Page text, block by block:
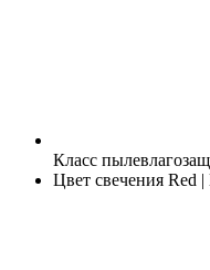
Класс
Цвет свечения Red